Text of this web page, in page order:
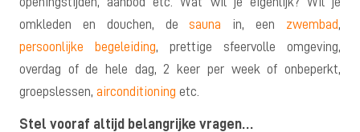
omkleden en douchen, desauna in, een zwembad,
persoonlijke begeleiding, prettige sfeervolle omgeving,
overdag of de hele dag, 2 keer per week of onbeperkt,
groepslessen, airconditioning etc.
Stel vooraf altijd belangrijke vragen…